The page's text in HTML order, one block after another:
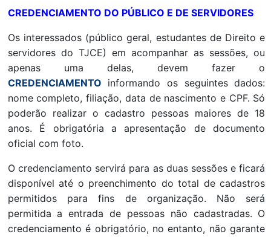
CREDENCIAMENTO DO PÚBLICO E DE SERVIDORES
Os interessados (público geral, estudantes de Direito e
servidores do TJCE) em acompanhar as sessões, ou
apenas uma delas, devem fazer o
CREDENCIAMENTO informando os seguintes dados:
nome completo, filiação, data de nascimento e CPF. Só
poderão realizar o cadastro pessoas maiores de 18
anos. É obrigatória a apresentação de documento
oficial com foto.
O credenciamento servirá para as duas sessões e ficará
disponível até o preenchimento do total de cadastros
permitidos para fins de organização. Não será
permitida a entrada de pessoas não cadastradas. O
credenciamento é obrigatório, no entanto, não garante